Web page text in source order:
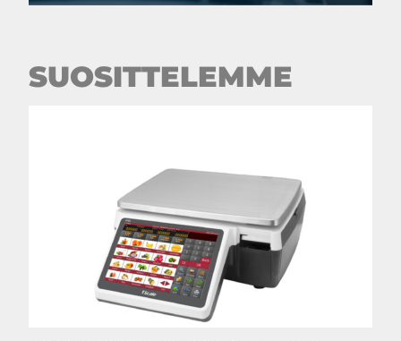
SUOSITTELEMME